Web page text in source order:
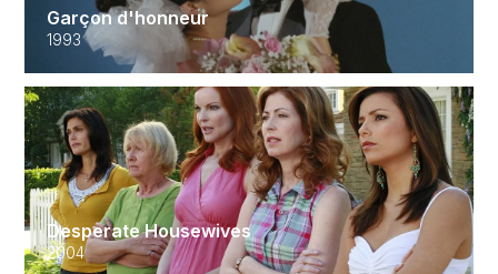
Garçon d'honneur
1993
Desperate Housewives
2004